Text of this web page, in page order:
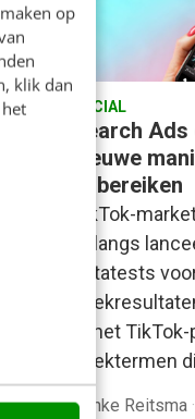
op
klik dan
SOCIAL
Search
nieuwe
te bereiken
TikTok-
onlangs
bètatests
je het
zoektermen
Nynke Reitsma ·